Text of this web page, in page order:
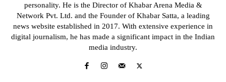
personality. He is the Director of Khabar Arena Media &
Network Pvt. Ltd. and the Founder of Khabar Satta, a leading
news website established in 2017. With extensive experience in
digital journalism, he has made a significant impact in the Indian
media industry.